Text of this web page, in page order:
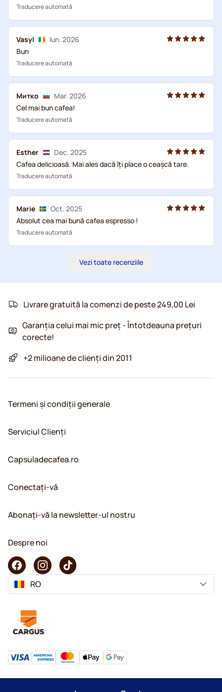
Traducere automată
Vasyl
Iun. 2026
Bun
Traducere automată
Митко
Mar. 2026
Cel mai bun cafea!
Traducere automată
Esther
Dec. 2025
Cafea delicioasă. Mai ales dacă îți place o ceașcă tare.
Traducere automată
Marie
Oct. 2025
Absolut cea mai bună cafea espresso !
Traducere automată
Vezi toate recenziile
Livrare gratuită la comenzi de peste 249,00 Lei
Garanția celui mai mic preț - Întotdeauna prețuri
corecte!
+2 milioane de clienți din 2011
Termeni și condiții generale
Serviciul Clienți
Capsuladecafea.ro
Conectați-vă
Abonați-vă la newsletter-ul nostru
Despre noi
RO